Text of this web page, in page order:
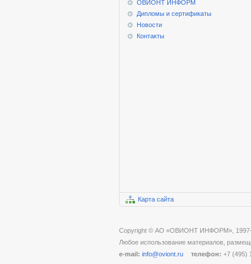
ОВИОНТ ИНФОРМ
Дипломы и сертификаты
Новости
Контакты
Карта сайта
Copyright © АО «ОВИОНТ ИНФОРМ»,
Любое использование материалов,
e-mail: info@oviont.ru телефон: +7 (495)